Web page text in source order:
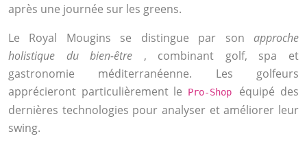
après une journée sur les greens.
Le Royal Mougins se distingue par son approche
holistique du bien-être , combinant golf, spa et
gastronomie méditerranéenne. Les golfeurs
apprécieront particulièrement le
Pro-Shop équipé des
dernières technologies pour analyser et améliorer leur
swing.